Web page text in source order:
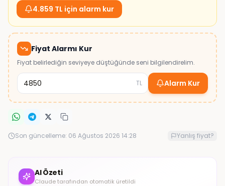
4.859 TL için alarm kur
Fiyat Alarmı Kur
Fiyat belirlediğin seviyeye düştüğünde seni bilgilendirelim.
TL Alarm Kur
Son güncelleme: 06 Ağustos 2026 14:28 Yanlış fiyat?
AI Özeti
Claude tarafından otomatik üretildi